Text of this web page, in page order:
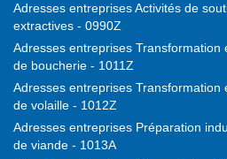
Adresses entreprises Activités de
extractives - 0990Z
Adresses entreprises Transformation
de boucherie - 1011Z
Adresses entreprises Transformation
de volaille - 1012Z
Adresses entreprises Préparation
de viande - 1013A